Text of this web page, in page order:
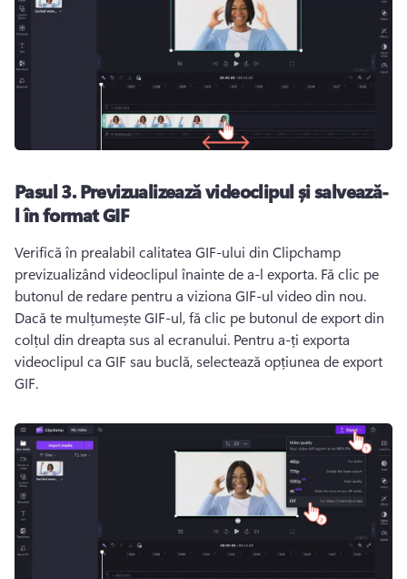
Pasul 3.Previzualizează videoclipul și salvează-
l în format GIF
Verifică în prealabil calitatea GIF-ului din Clipchamp
previzualizând videoclipul înainte de a-l exporta. Fă clic pe
Dacă te mulțumește GIF-ul, fă clic pe butonul de export din
colțul din dreapta sus al ecranului. Pentru a-ți exporta
videoclipul ca GIF sau buclă, selectează opțiunea de export
GIF.